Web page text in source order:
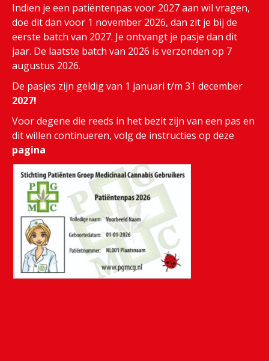
Indien je een patiëntenpas voor 2027 aan wil vragen,
doe dit dan voor 1 november 2026, dan zit je bij de
eerste batch van 2027. Je ontvangt je pasje dan dit
jaar. De laatste batch van 2026 is verzonden op 7
augustus 2026.
De pasjes zijn geldig van 1 januari t/m 31 december
2027!
Voor degene die reeds in het bezit zijn van een pas en
dit willen continueren, volg de instructies op deze
pagina